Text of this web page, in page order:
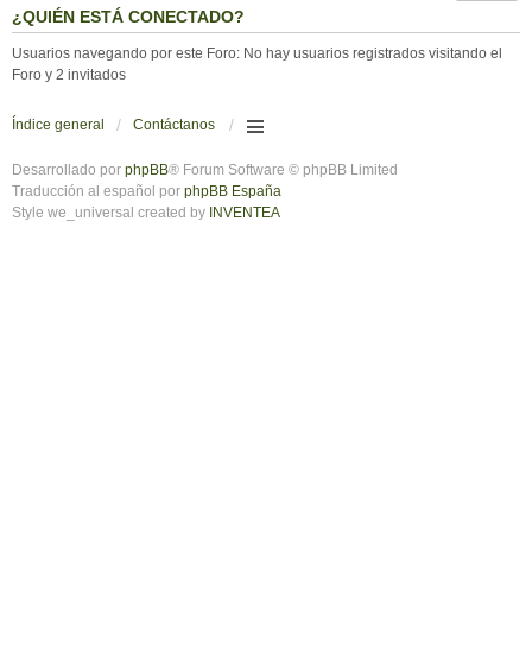
¿QUIÉN ESTÁ CONECTADO?
Usuarios navegando por este Foro: No hay usuarios registrados visitando el
Foro y 2 invitados
Índice general Contáctanos
Desarrollado por phpBB® Forum Software © phpBB Limited
Traducción al español por phpBB España
Style we_universal created by INVENTEA